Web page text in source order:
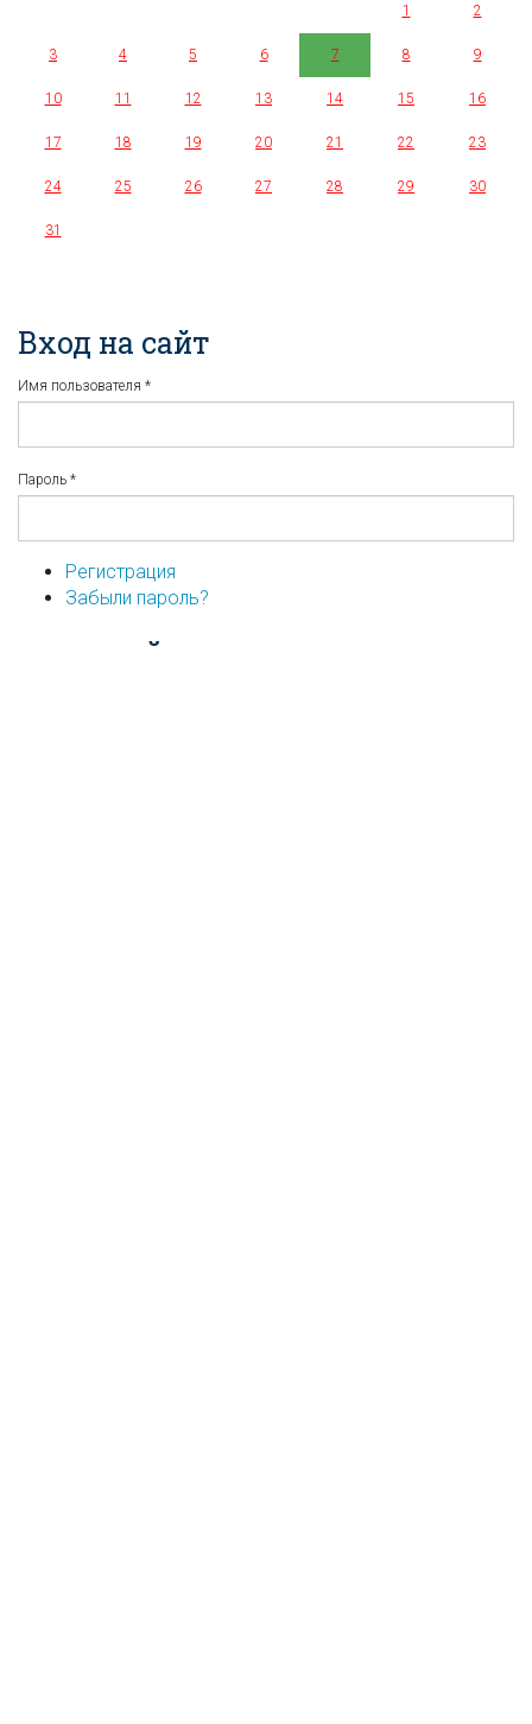
1
2
3 4 5 6 7 8 9
10 11 12 13 14 15 16
17 18 19 20 21 22 23
24 25 26 27 28 29 30
31
Вход на сайт
Имя пользователя *
Пароль *
Регистрация
Забыли пароль?
...или войдите используя